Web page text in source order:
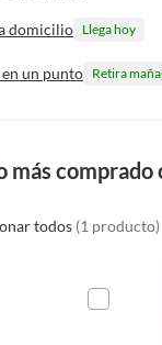
domicilio Llega hoy
un punto Retira
más
todos (1 producto)